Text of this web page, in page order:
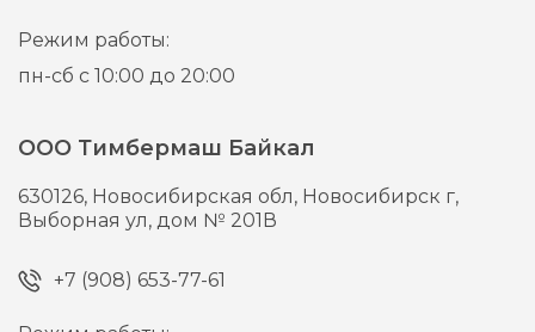
Режим работы:
пн-сб с 10:00 до 20:00
ООО Тимбермаш Байкал
630126, Новосибирская обл, Новосибирск г,
Выборная ул, дом № 201В
+7 (908) 653-77-61